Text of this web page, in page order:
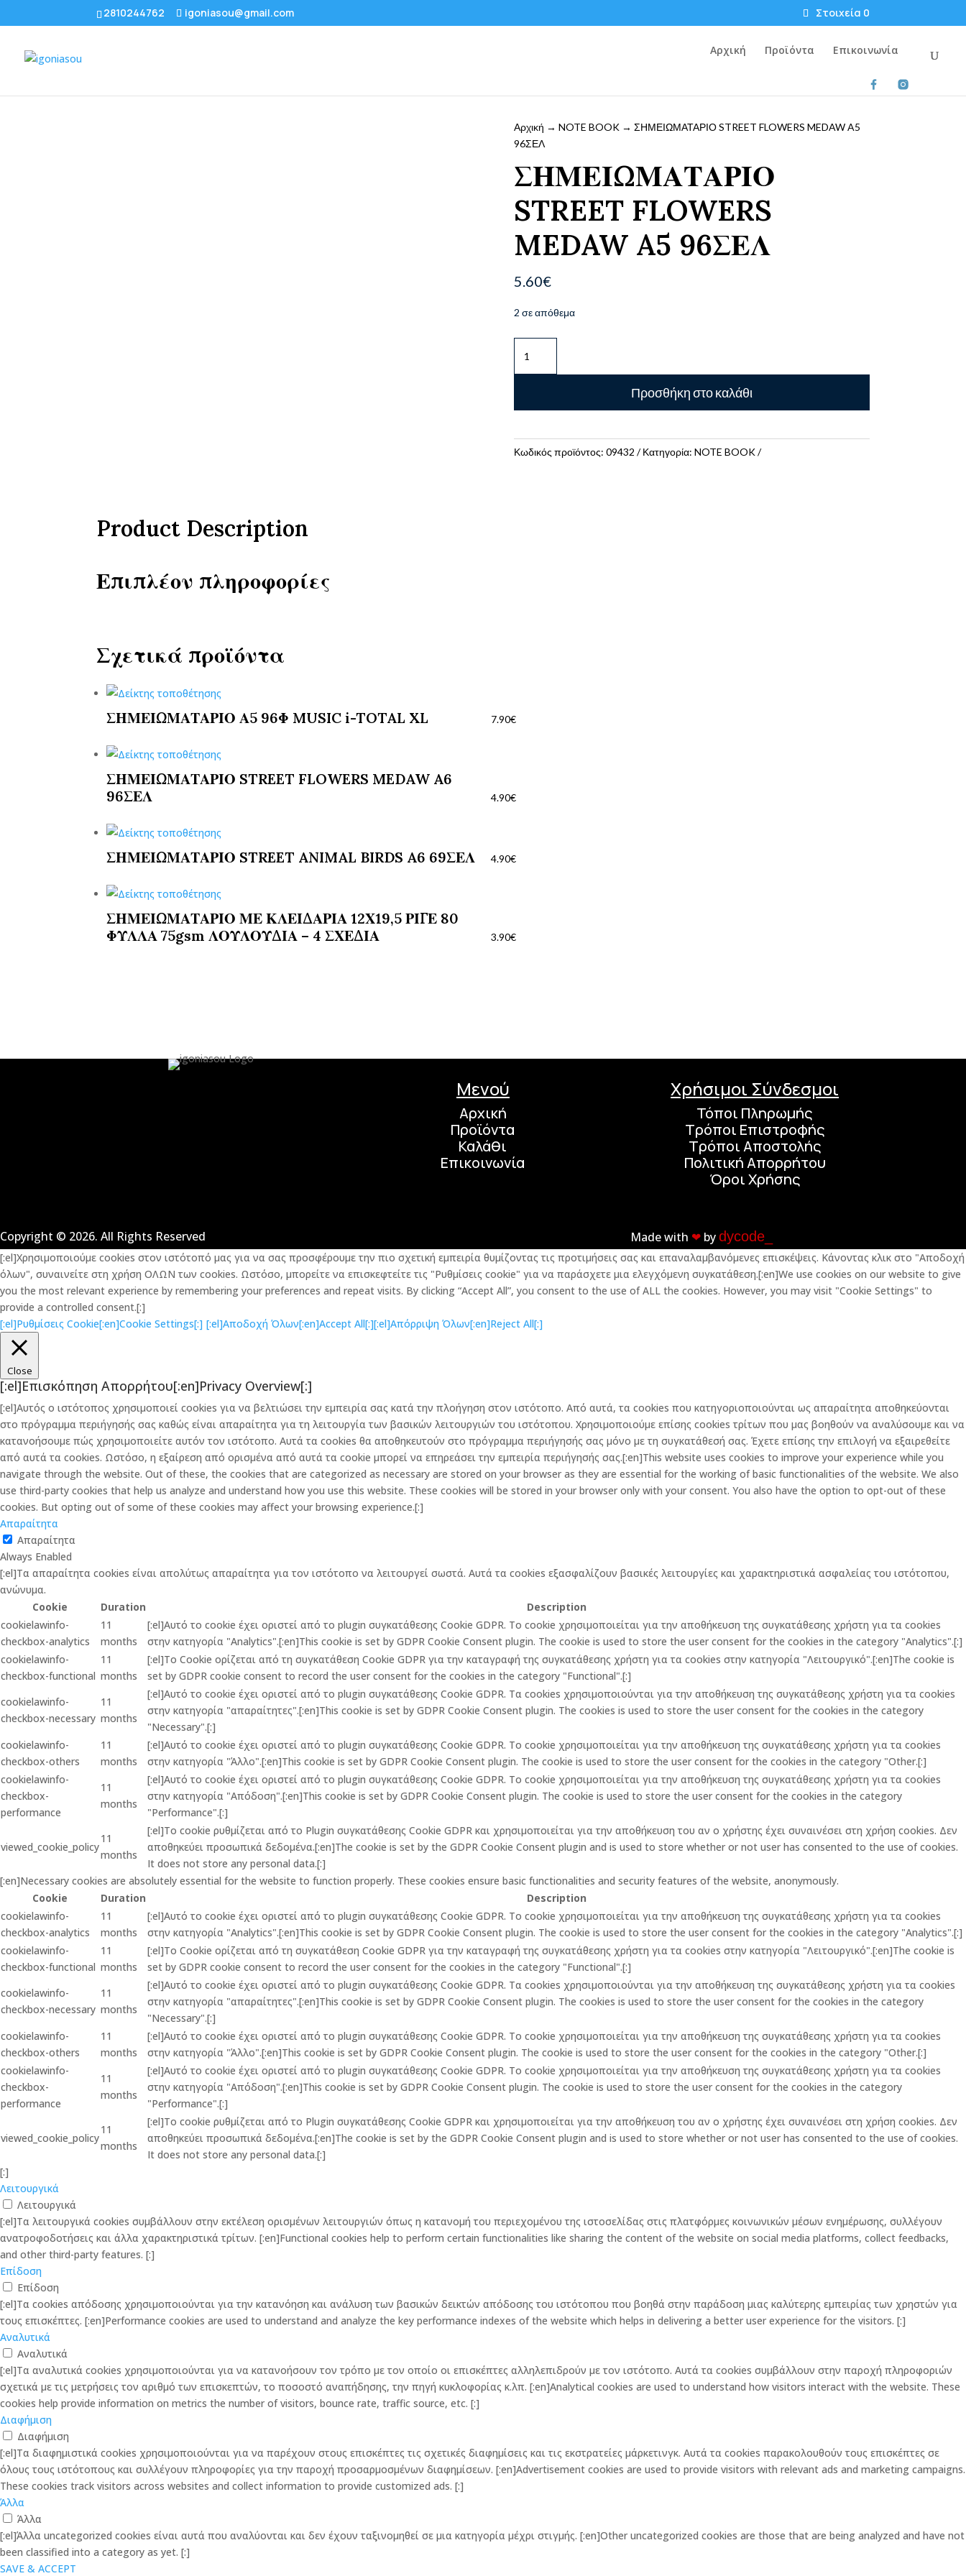
2810244762 igoniasou@gmail.com Στοιχεία 0
Αρχική Προϊόντα Επικοινωνία
Αρχική → NOTE BOOK→ ΣΗΜΕΙΩΜΑΤΑΡΙΟ STREET FLOWERS MEDAW A5
96ΣΕΛ
ΣΗΜΕΙΩΜΑΤΑΡΙΟ
STREET FLOWERS
MEDAW A5 96ΣΕΛ
5.60€
2 σε απόθεμα
STREET
FLOWERS
A5
ποσότητα
Προσθήκη στο καλάθι
Κωδικός προϊόντος: 09432 Κατηγορία: NOTE BOOK
Product Description
Επιπλέον πληροφορίες
Σχετικά προϊόντα
ΣΗΜΕΙΩΜΑΤΑΡΙΟ Α5 96Φ MUSIC i-TOTAL XL 7.90€
ΣΗΜΕΙΩΜΑΤΑΡΙΟ STREET FLOWERS MEDAW A6
96ΣΕΛ
4.90€
ΣΗΜΕΙΩΜΑΤΑΡΙΟ STREET ANIMAL BIRDS A6 69ΣΕΛ 4.90€
ΣΗΜΕΙΩΜΑΤΑΡΙΟ ΜΕ ΚΛΕΙΔΑΡΙΑ 12Χ19,5 ΡΙΓΕ 80
ΦΥΛΛΑ 75gsm ΛΟΥΛΟΥΔΙΑ – 4 ΣΧΕΔΙΑ
3.90€
Μενού
Αρχική
Προϊόντα
Καλάθι
Επικοινωνία
Χρήσιμοι Σύνδεσμοι
Τόποι Πληρωμής
Τρόποι Επιστροφής
Τρόποι Αποστολής
Πολιτική Απορρήτου
Όροι Χρήσης
Copyright © 2026. All Rights Reserved Made with ❤︎ bydycode_
[:el]Χρησιμοποιούμε cookies στον ιστότοπό μας για να σας προσφέρουμε την πιο σχετική εμπειρία θυμίζοντας τις προτιμήσεις σας και επαναλαμβανόμενες επισκέψεις. Κάνοντας κλικ στο "Αποδοχή
όλων", συναινείτε στη χρήση ΟΛΩΝ των cookies. Ωστόσο, μπορείτε να επισκεφτείτε τις "Ρυθμίσεις cookie" για να παράσχετε μια ελεγχόμενη συγκατάθεση.[:en]We use cookies on our website to give
you the most relevant experience by remembering your preferences and repeat visits. By clicking “Accept All”, you consent to the use of ALL the cookies. However, you may visit "Cookie Settings" to
provide a controlled consent.[:]
[:el]Ρυθμίσεις Cookie[:en]Cookie Settings[:] [:el]Αποδοχή Όλων[:en]Accept All[:][:el]Απόρριψη Όλων[:en]Reject All[:]
Close
[:el]Επισκόπηση Απορρήτου[:en]Privacy Overview[:]
[:el]Αυτός ο ιστότοπος χρησιμοποιεί cookies για να βελτιώσει την εμπειρία σας κατά την πλοήγηση στον ιστότοπο. Από αυτά, τα cookies που κατηγοριοποιούνται ως απαραίτητα αποθηκεύονται
στο πρόγραμμα περιήγησής σας καθώς είναι απαραίτητα για τη λειτουργία των βασικών λειτουργιών του ιστότοπου. Χρησιμοποιούμε επίσης cookies τρίτων που μας βοηθούν να αναλύσουμε και να
κατανοήσουμε πώς χρησιμοποιείτε αυτόν τον ιστότοπο. Αυτά τα cookies θα αποθηκευτούν στο πρόγραμμα περιήγησής σας μόνο με τη συγκατάθεσή σας. Έχετε επίσης την επιλογή να εξαιρεθείτε
από αυτά τα cookies. Ωστόσο, η εξαίρεση από ορισμένα από αυτά τα cookie μπορεί να επηρεάσει την εμπειρία περιήγησής σας.[:en]This website uses cookies to improve your experience while you
navigate through the website. Out of these, the cookies that are categorized as necessary are stored on your browser as they are essential for the working of basic functionalities of the website. We also
use third-party cookies that help us analyze and understand how you use this website. These cookies will be stored in your browser only with your consent. You also have the option to opt-out of these
cookies. But opting out of some of these cookies may affect your browsing experience.[:]
Απαραίτητα
Απαραίτητα
Always Enabled
[:el]Τα απαραίτητα cookies είναι απολύτως απαραίτητα για τον ιστότοπο να λειτουργεί σωστά. Αυτά τα cookies εξασφαλίζουν βασικές λειτουργίες και χαρακτηριστικά ασφαλείας του ιστότοπου,
ανώνυμα.
Cookie
Duration
Description
cookielawinfo-
checkbox-analytics
11
months
[:el]Αυτό το cookie έχει οριστεί από το plugin συγκατάθεσης Cookie GDPR. Το cookie χρησιμοποιείται για την αποθήκευση της συγκατάθεσης χρήστη για τα cookies
στην κατηγορία "Analytics".[:en]This cookie is set by GDPR Cookie Consent plugin. The cookie is used to store the user consent for the cookies in the category "Analytics".[:]
cookielawinfo-
checkbox-functional
11
months
[:el]Το Cookie ορίζεται από τη συγκατάθεση Cookie GDPR για την καταγραφή της συγκατάθεσης χρήστη για τα cookies στην κατηγορία "Λειτουργικό".[:en]The cookie is
set by GDPR cookie consent to record the user consent for the cookies in the category "Functional".[:]
cookielawinfo-
checkbox-necessary
11
months
[:el]Αυτό το cookie έχει οριστεί από το plugin συγκατάθεσης Cookie GDPR. Τα cookies χρησιμοποιούνται για την αποθήκευση της συγκατάθεσης χρήστη για τα cookies
στην κατηγορία "απαραίτητες".[:en]This cookie is set by GDPR Cookie Consent plugin. The cookies is used to store the user consent for the cookies in the category
"Necessary".[:]
cookielawinfo-
checkbox-others
11
months
[:el]Αυτό το cookie έχει οριστεί από το plugin συγκατάθεσης Cookie GDPR. Το cookie χρησιμοποιείται για την αποθήκευση της συγκατάθεσης χρήστη για τα cookies
στην κατηγορία "Άλλο".[:en]This cookie is set by GDPR Cookie Consent plugin. The cookie is used to store the user consent for the cookies in the category "Other.[:]
cookielawinfo-
checkbox-
performance
11
months
[:el]Αυτό το cookie έχει οριστεί από το plugin συγκατάθεσης Cookie GDPR. Το cookie χρησιμοποιείται για την αποθήκευση της συγκατάθεσης χρήστη για τα cookies
στην κατηγορία "Απόδοση".[:en]This cookie is set by GDPR Cookie Consent plugin. The cookie is used to store the user consent for the cookies in the category
"Performance".[:]
viewed_cookie_policy
11
months
[:el]Το cookie ρυθμίζεται από το Plugin συγκατάθεσης Cookie GDPR και χρησιμοποιείται για την αποθήκευση του αν ο χρήστης έχει συναινέσει στη χρήση cookies. Δεν
αποθηκεύει προσωπικά δεδομένα.[:en]The cookie is set by the GDPR Cookie Consent plugin and is used to store whether or not user has consented to the use of cookies.
It does not store any personal data.[:]
[:en]Necessary cookies are absolutely essential for the website to function properly. These cookies ensure basic functionalities and security features of the website, anonymously.
Cookie
Duration
Description
cookielawinfo-
checkbox-analytics
11
months
[:el]Αυτό το cookie έχει οριστεί από το plugin συγκατάθεσης Cookie GDPR. Το cookie χρησιμοποιείται για την αποθήκευση της συγκατάθεσης χρήστη για τα cookies
στην κατηγορία "Analytics".[:en]This cookie is set by GDPR Cookie Consent plugin. The cookie is used to store the user consent for the cookies in the category "Analytics".[:]
cookielawinfo-
checkbox-functional
11
months
[:el]Το Cookie ορίζεται από τη συγκατάθεση Cookie GDPR για την καταγραφή της συγκατάθεσης χρήστη για τα cookies στην κατηγορία "Λειτουργικό".[:en]The cookie is
set by GDPR cookie consent to record the user consent for the cookies in the category "Functional".[:]
cookielawinfo-
checkbox-necessary
11
months
[:el]Αυτό το cookie έχει οριστεί από το plugin συγκατάθεσης Cookie GDPR. Τα cookies χρησιμοποιούνται για την αποθήκευση της συγκατάθεσης χρήστη για τα cookies
στην κατηγορία "απαραίτητες".[:en]This cookie is set by GDPR Cookie Consent plugin. The cookies is used to store the user consent for the cookies in the category
"Necessary".[:]
cookielawinfo-
checkbox-others
11
months
[:el]Αυτό το cookie έχει οριστεί από το plugin συγκατάθεσης Cookie GDPR. Το cookie χρησιμοποιείται για την αποθήκευση της συγκατάθεσης χρήστη για τα cookies
στην κατηγορία "Άλλο".[:en]This cookie is set by GDPR Cookie Consent plugin. The cookie is used to store the user consent for the cookies in the category "Other.[:]
cookielawinfo-
checkbox-
performance
11
months
[:el]Αυτό το cookie έχει οριστεί από το plugin συγκατάθεσης Cookie GDPR. Το cookie χρησιμοποιείται για την αποθήκευση της συγκατάθεσης χρήστη για τα cookies
στην κατηγορία "Απόδοση".[:en]This cookie is set by GDPR Cookie Consent plugin. The cookie is used to store the user consent for the cookies in the category
"Performance".[:]
viewed_cookie_policy
11
months
[:el]Το cookie ρυθμίζεται από το Plugin συγκατάθεσης Cookie GDPR και χρησιμοποιείται για την αποθήκευση του αν ο χρήστης έχει συναινέσει στη χρήση cookies. Δεν
αποθηκεύει προσωπικά δεδομένα.[:en]The cookie is set by the GDPR Cookie Consent plugin and is used to store whether or not user has consented to the use of cookies.
It does not store any personal data.[:]
[:]
Λειτουργικά
Λειτουργικά
[:el]Τα λειτουργικά cookies συμβάλλουν στην εκτέλεση ορισμένων λειτουργιών όπως η κατανομή του περιεχομένου της ιστοσελίδας στις πλατφόρμες κοινωνικών μέσων ενημέρωσης, συλλέγουν
ανατροφοδοτήσεις και άλλα χαρακτηριστικά τρίτων. [:en]Functional cookies help to perform certain functionalities like sharing the content of the website on social media platforms, collect feedbacks,
and other third-party features. [:]
Επίδοση
Επίδοση
[:el]Τα cookies απόδοσης χρησιμοποιούνται για την κατανόηση και ανάλυση των βασικών δεικτών απόδοσης του ιστότοπου που βοηθά στην παράδοση μιας καλύτερης εμπειρίας των χρηστών για
τους επισκέπτες. [:en]Performance cookies are used to understand and analyze the key performance indexes of the website which helps in delivering a better user experience for the visitors. [:]
Αναλυτικά
Αναλυτικά
[:el]Τα αναλυτικά cookies χρησιμοποιούνται για να κατανοήσουν τον τρόπο με τον οποίο οι επισκέπτες αλληλεπιδρούν με τον ιστότοπο. Αυτά τα cookies συμβάλλουν στην παροχή πληροφοριών
σχετικά με τις μετρήσεις τον αριθμό των επισκεπτών, το ποσοστό αναπήδησης, την πηγή κυκλοφορίας κ.λπ. [:en]Analytical cookies are used to understand how visitors interact with the website. These
cookies help provide information on metrics the number of visitors, bounce rate, traffic source, etc. [:]
Διαφήμιση
Διαφήμιση
[:el]Τα διαφημιστικά cookies χρησιμοποιούνται για να παρέχουν στους επισκέπτες τις σχετικές διαφημίσεις και τις εκστρατείες μάρκετινγκ. Αυτά τα cookies παρακολουθούν τους επισκέπτες σε
όλους τους ιστότοπους και συλλέγουν πληροφορίες για την παροχή προσαρμοσμένων διαφημίσεων. [:en]Advertisement cookies are used to provide visitors with relevant ads and marketing campaigns.
These cookies track visitors across websites and collect information to provide customized ads. [:]
Άλλα
Άλλα
[:el]Άλλα uncategorized cookies είναι αυτά που αναλύονται και δεν έχουν ταξινομηθεί σε μια κατηγορία μέχρι στιγμής. [:en]Other uncategorized cookies are those that are being analyzed and have not
been classified into a category as yet. [:]
SAVE & ACCEPT